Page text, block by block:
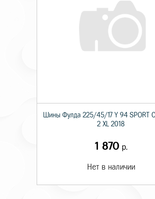
Шины Фулда 225/45/17 Y 94 SPORT
2 XL 2018
1 870р.
Нет в наличии